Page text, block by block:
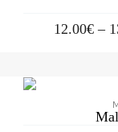
12.00€ –